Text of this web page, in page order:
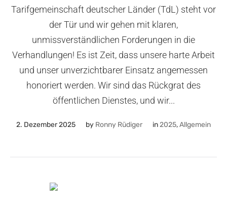
Tarifgemeinschaft deutscher Länder (TdL) steht vor
der Tür und wir gehen mit klaren,
unmissverständlichen Forderungen in die
Verhandlungen! Es ist Zeit, dass unsere harte Arbeit
und unser unverzichtbarer Einsatz angemessen
honoriert werden. Wir sind das Rückgrat des
öffentlichen Dienstes, und wir...
2. Dezember 2025 by Ronny Rüdiger in2025,Allgemein